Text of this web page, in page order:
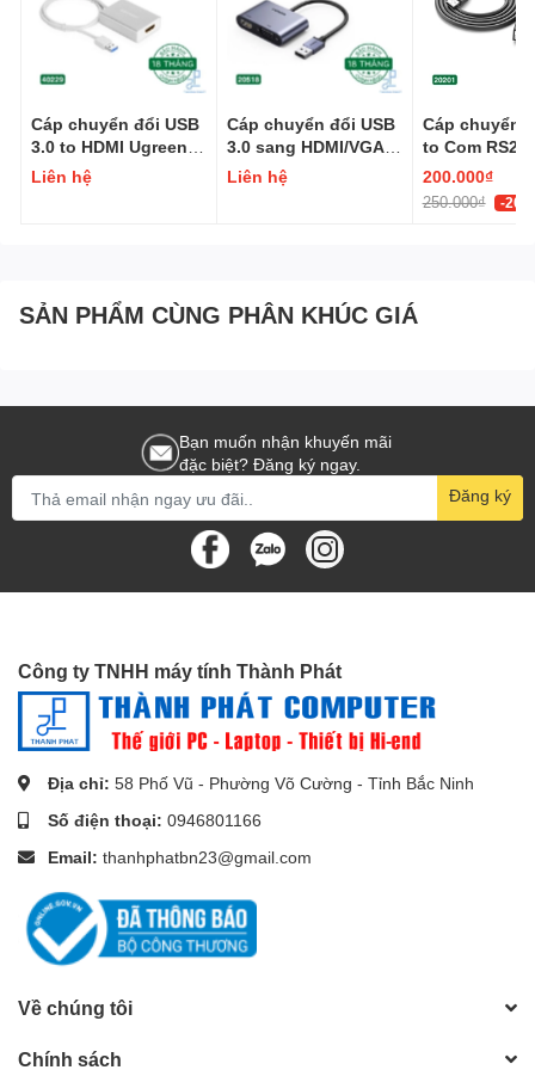
----------
***Để có thêm nhiều ưu đãi và cơ hội giảm giá, bạn có thể đặt
hàng qua
Shopee
Cáp chuyển đổi USB
3.0 to HDMI Ugreen
40229
Liên hệ
Cáp chuyển đổi USB
3.0 sang HDMI/VGA
1080P60Hz Ugreen
Liên hệ
Cáp chuyển
to Com
1,5m Ugreen
200.000₫
250.000₫ -20%
SẢN PHẨM CÙNG PHÂN KHÚC GIÁ
Bạn muốn nhận khuyến mãi
đặc biệt? Đăng ký ngay.
Đăng ký
Công ty TNHH máy tính Thành Phát
Địa chỉ: 58 Phố Vũ - Phường Võ Cường - Tỉnh Bắc Ninh
Số điện thoại: 0946801166
Email: thanhphatbn23@gmail.com
Về chúng tôi
Chính sách